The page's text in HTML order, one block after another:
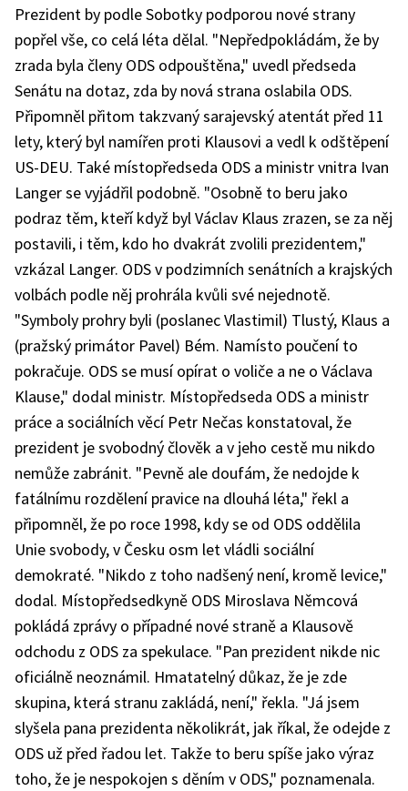
Prezident by podle Sobotky podporou nové strany
popřel vše, co celá léta dělal. "Nepředpokládám, že by
zrada byla členy ODS odpouštěna," uvedl předseda
Senátu na dotaz, zda by nová strana oslabila ODS.
Připomněl přitom takzvaný sarajevský atentát před 11
lety, který byl namířen proti Klausovi a vedl k odštěpení
US-DEU. Také místopředseda ODS a ministr vnitra Ivan
Langer se vyjádřil podobně. "Osobně to beru jako
podraz těm, kteří když byl Václav Klaus zrazen, se za něj
postavili, i těm, kdo ho dvakrát zvolili prezidentem,"
vzkázal Langer. ODS v podzimních senátních a krajských
volbách podle něj prohrála kvůli své nejednotě.
"Symboly prohry byli (poslanec Vlastimil) Tlustý, Klaus a
(pražský primátor Pavel) Bém. Namísto poučení to
pokračuje. ODS se musí opírat o voliče a ne o Václava
Klause," dodal ministr. Místopředseda ODS a ministr
práce a sociálních věcí Petr Nečas konstatoval, že
prezident je svobodný člověk a v jeho cestě mu nikdo
nemůže zabránit. "Pevně ale doufám, že nedojde k
fatálnímu rozdělení pravice na dlouhá léta," řekl a
připomněl, že po roce 1998, kdy se od ODS oddělila
Unie svobody, v Česku osm let vládli sociální
demokraté. "Nikdo z toho nadšený není, kromě levice,"
dodal. Místopředsedkyně ODS Miroslava Němcová
pokládá zprávy o případné nové straně a Klausově
odchodu z ODS za spekulace. "Pan prezident nikde nic
oficiálně neoznámil. Hmatatelný důkaz, že je zde
skupina, která stranu zakládá, není," řekla. "Já jsem
slyšela pana prezidenta několikrát, jak říkal, že odejde z
ODS už před řadou let. Takže to beru spíše jako výraz
toho, že je nespokojen s děním v ODS," poznamenala.